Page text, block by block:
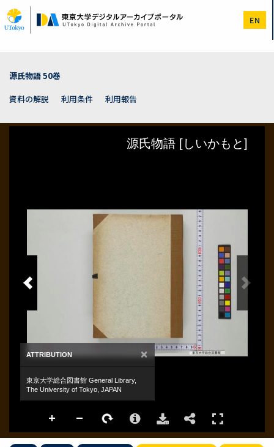
イ
ン
EN
源氏物語 50巻
資料の解説
利用条件 利用報告